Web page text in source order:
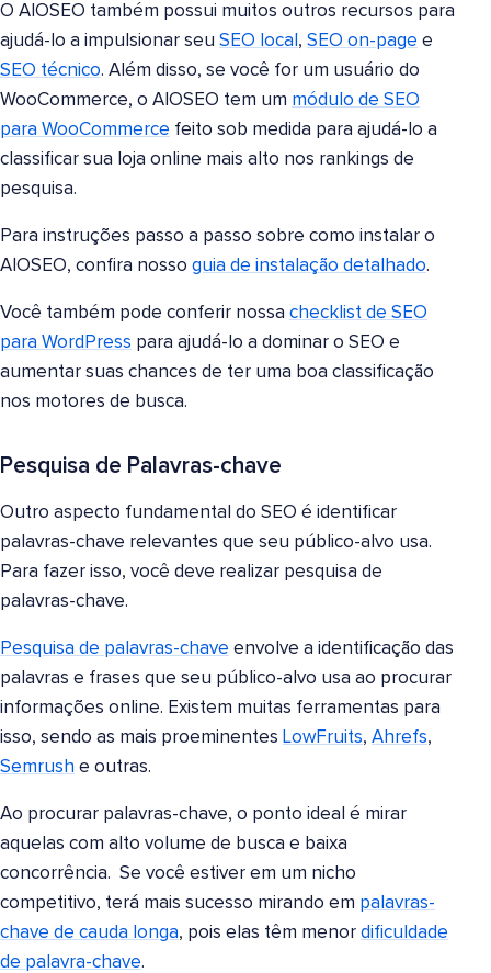
O AIOSEO também possui muitos outros recursos para
ajudá-lo a impulsionar seu SEO local , SEO on-page e
SEO técnico. Além disso, se você for um usuário do
WooCommerce, o AIOSEO tem um módulo de SEO
para WooCommerce feito sob medida para ajudá-lo a
classificar sua loja online mais alto nos rankings de
pesquisa.
Para instruções passo a passo sobre como instalar o
AIOSEO, confira nosso guia de instalação detalhado.
Você também pode conferir nossa checklist de SEO
para WordPress para ajudá-lo a dominar o SEO e
aumentar suas chances de ter uma boa classificação
nos motores de busca.
Pesquisa de Palavras-chave
Outro aspecto fundamental do SEO é identificar
palavras-chave relevantes que seu público-alvo usa.
Para fazer isso, você deve realizar pesquisa de
palavras-chave.
Pesquisa de palavras-chave envolve a identificação das
palavras e frases que seu público-alvo usa ao procurar
informações online. Existem muitas ferramentas para
isso, sendo as mais proeminentes LowFruits, Ahrefs,
Semrush e outras.
Ao procurar palavras-chave, o ponto ideal é mirar
aquelas com alto volume de busca e baixa
concorrência. Se você estiver em um nicho
competitivo, terá mais sucesso mirando em palavras-
chave de cauda longa, pois elas têm menor dificuldade
de palavra-chave.